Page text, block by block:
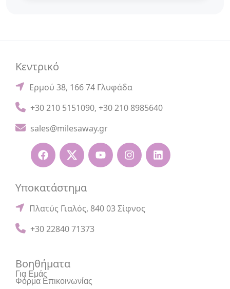
Κεντρικό
Ερμού 38, 166 74 Γλυφάδα
+30 210 5151090, +30 210 8985640
sales@milesaway.gr
Υποκατάστημα
Πλατύς Γιαλός, 840 03 Σίφνος
+30 22840 71373
Βοηθήματα
Για Εμάς
Φόρμα Επικοινωνίας